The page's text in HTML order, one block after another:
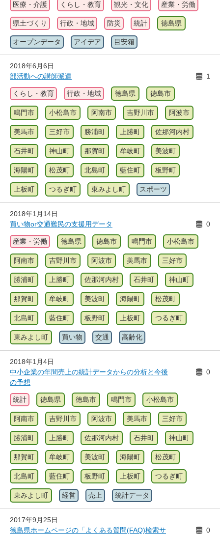
医療・介護 くらし・教育 観光・文化 産業・労働
県土づくり 行政・地域 防災 統計 徳島県
オープンデータ アイデア 目安箱
2018年6月6日
部活動への講師派遣
1
くらし・教育 行政・地域 徳島県 徳島市
鳴門市 小松島市 阿南市 吉野川市 阿波市
美馬市 三好市 勝浦町 上勝町 佐那河内村
石井町 神山町 那賀町 牟岐町 美波町
海陽町 松茂町 北島町 藍住町 板野町
上板町 つるぎ町 東みよし町 スポーツ
2018年1月14日
買い物or交通難民の支援用データ
0
産業・労働 徳島県 徳島市 鳴門市 小松島市
阿南市 吉野川市 阿波市 美馬市 三好市
勝浦町 上勝町 佐那河内村 石井町 神山町
那賀町 牟岐町 美波町 海陽町 松茂町
北島町 藍住町 板野町 上板町 つるぎ町
東みよし町 買い物 交通 高齢化
2018年1月4日
中小企業の年間売上の統計データからの分析と今後
の予想
0
統計 徳島県 徳島市 鳴門市 小松島市
阿南市 吉野川市 阿波市 美馬市 三好市
勝浦町 上勝町 佐那河内村 石井町 神山町
那賀町 牟岐町 美波町 海陽町 松茂町
北島町 藍住町 板野町 上板町 つるぎ町
東みよし町 経営 売上 統計データ
2017年9月25日
徳島県ホームページの「よくある質問(FAQ)検索サ
0